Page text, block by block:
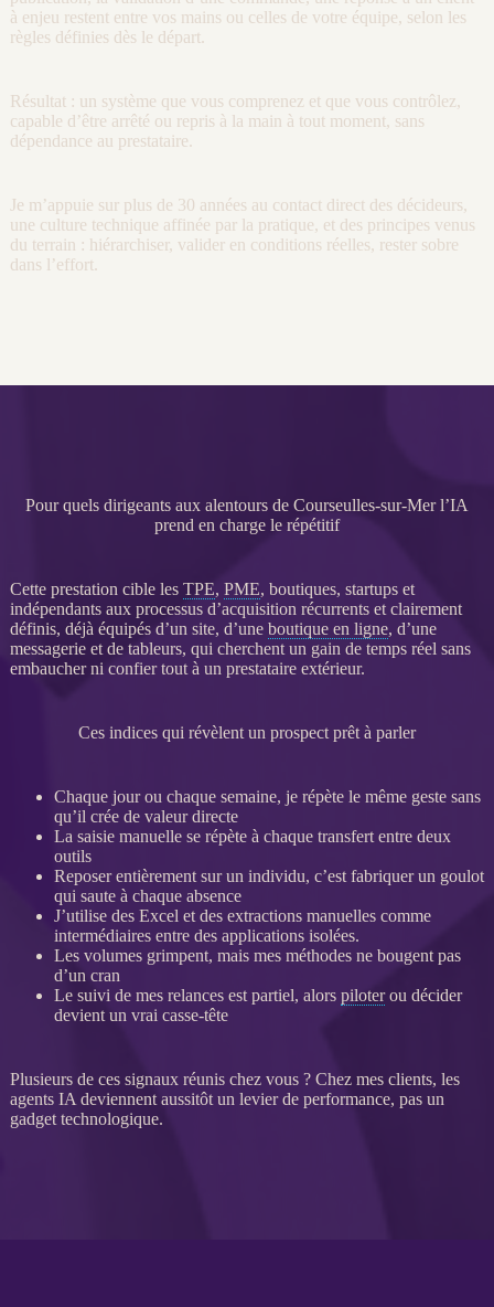
à enjeu restent entre vos mains ou celles de votre équipe, selon les
règles définies dès le départ.
Résultat : un système que vous comprenez et que vous contrôlez,
capable d’être arrêté ou repris à la main à tout moment, sans
dépendance au prestataire.
Je m’appuie sur plus de 30 années au contact direct des décideurs,
une culture technique affinée par la pratique, et des principes venus
du terrain : hiérarchiser, valider en conditions réelles, rester sobre
dans l’effort.
Pour quels dirigeants aux alentours de Courseulles-sur-Mer l’IA
prend en charge le répétitif
Cette prestation cible les TPE, PME, boutiques, startups et
indépendants aux processusd’acquisition récurrents et clairement
définis, déjà équipés d’un site, d’une boutique en ligne, d’une
messagerie et de tableurs, qui cherchent un gain de temps réel sans
embaucher ni confier tout à un prestataire extérieur.
Ces indices qui révèlent un prospect prêt à parler
Chaque jour ou chaque semaine, je répète le même geste sans
qu’il crée de valeur directe
La saisie manuelle se répète à chaque transfertentre deux
outils
Reposer entièrement sur un individu, c’est fabriquer un goulot
qui saute à chaque absence
J’utilise des Excel et des extractions manuelles comme
intermédiaires entre des applicationsisolées.
Les volumes grimpent, mais mes méthodes ne bougent pas
d’un cran
Le suivi de mes relancesest partiel, alors piloterou décider
devient un vrai casse-tête
Plusieurs de ces signaux réunis chez vous ? Chez mes clients, les
agents IA deviennent aussitôt un levier de performance, pas un
gadget technologique.